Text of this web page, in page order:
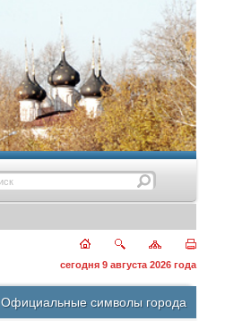
сегодня 9 августа 2026 года
Официальные символы города